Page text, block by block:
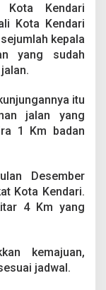
Kota Kendari
Kota Kendari
kepala
yang sudah
itu
jalan yang
1 Km badan
Desember
Kota Kendari.
4 Km yang
kemajuan,
jadwal.